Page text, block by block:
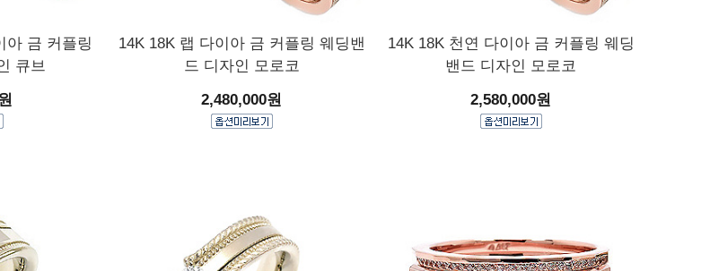
아 금 커플링
큐브
14K 18K 랩 다이아 금 커플링 웨딩밴
드 디자인 모로코
2,480,000원
14K 18K 천연 다이아 금 커플링 웨딩
밴드 디자인 모로코
2,580,000원